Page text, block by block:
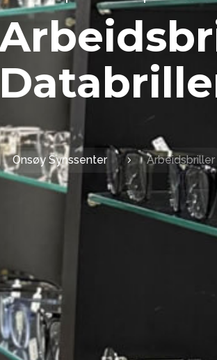
Onsøy Synssenter 5 Arbeidsbriller